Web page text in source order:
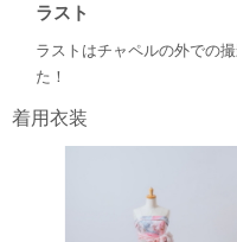
ラスト
ラストはチャペルの外での
た！
着用衣装